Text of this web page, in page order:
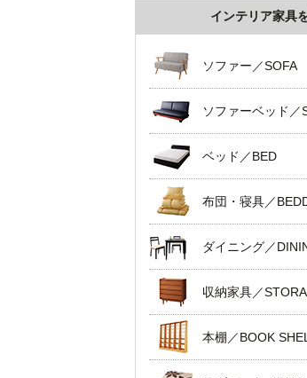
インテリア家具
ソファー／SOFA
ソファーベッド／
ベッド／BED
布団・寝具／
ダイニング／
収納家具／
本棚／BOOK